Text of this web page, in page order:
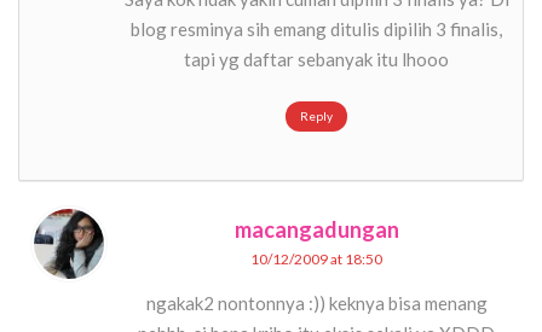
blog resminya sih emang ditulis dipilih 3 finalis,
tapi yg daftar sebanyak itu lhooo
Reply
macangadungan
10/12/2009 at 18:50
ngakak2 nontonnya :)) keknya bisa menang